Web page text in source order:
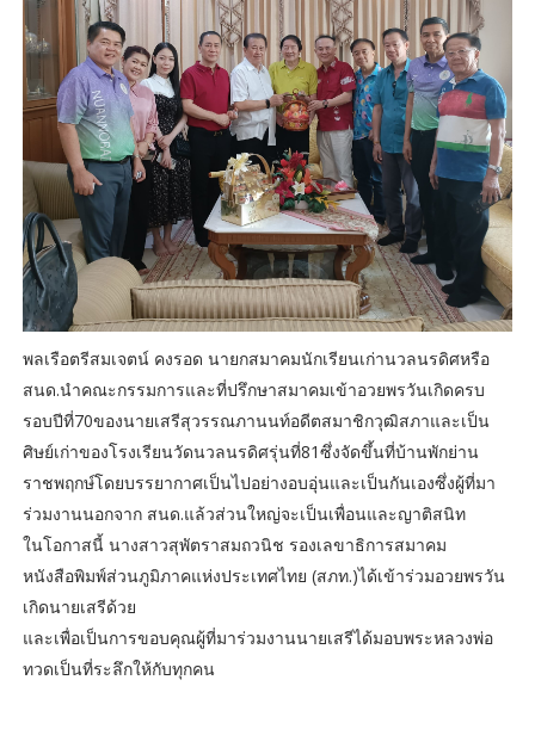
พลเรือตรีสมเจตน์ คงรอด นายกสมาคมนักเรียนเก่านวลนรดิศหรือ
สนด.นำคณะกรรมการและที่ปรึกษาสมาคมเข้าอวยพรวันเกิดครบ
รอบปีที่70ของนายเสรีสุวรรณภานนท์อดีตสมาชิกวุฒิสภาและเป็น
ศิษย์เก่าของโรงเรียนวัดนวลนรดิศรุ่นที่81ซึ่งจัดขึ้นที่บ้านพักย่าน
ราชพฤกษ์โดยบรรยากาศเป็นไปอย่างอบอุ่นและเป็นกันเองซึ่งผู้ที่มา
ร่วมงานนอกจาก สนด.แล้วส่วนใหญ่จะเป็นเพื่อนและญาติสนิท
ในโอกาสนี้ นางสาวสุพัตราสมถวนิช รองเลขาธิการสมาคม
หนังสือพิมพ์ส่วนภูมิภาคแห่งประเทศไทย (สภท.)ได้เข้าร่วมอวยพรวัน
เกิดนายเสรีด้วย
และเพื่อเป็นการขอบคุณผู้ที่มาร่วมงานนายเสรีได้มอบพระหลวงพ่อ
ทวดเป็นที่ระลึกให้กับทุกคน